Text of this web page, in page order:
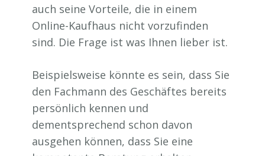
auch seine Vorteile, die in einem
Online-Kaufhaus nicht vorzufinden
sind. Die Frage ist was Ihnen lieber ist.
Beispielsweise könnte es sein, dass Sie
den Fachmann des Geschäftes bereits
persönlich kennen und
dementsprechend schon davon
ausgehen können, dass Sie eine